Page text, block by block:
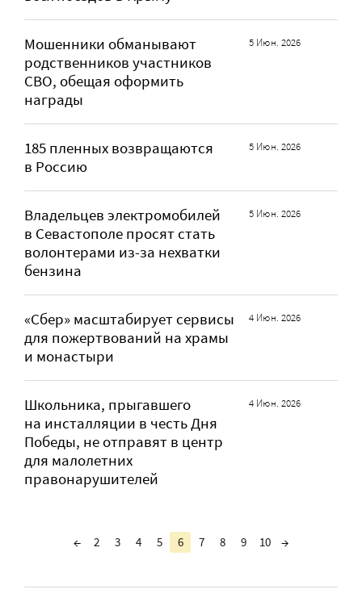
Мошенники обманывают
родственников участников
СВО, обещая оформить
награды
5 Июн. 2026
185 пленных возвращаются
в Россию
5 Июн. 2026
Владельцев электромобилей
в Севастополе просят стать
волонтерами из-за нехватки
бензина
5 Июн. 2026
«Сбер» масштабирует сервисы
для пожертвований на храмы
и монастыри
4 Июн. 2026
Школьника, прыгавшего
на инсталляции в честь Дня
Победы, не отправят в центр
для малолетних
правонарушителей
4 Июн. 2026
← 2 3 4 5 6 7 8 9 10 →